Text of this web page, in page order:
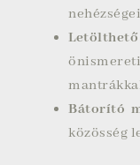
Bátorító
közösség